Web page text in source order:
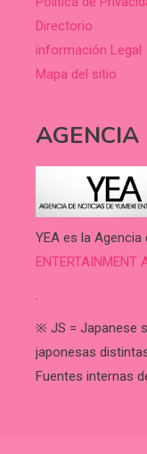
Directorio
información Legal
Mapa del sitio
AGENCIA
YEA es la
ENTERTAINMENT
.
※ JS = Japanese
japonesas
Fuentes internas